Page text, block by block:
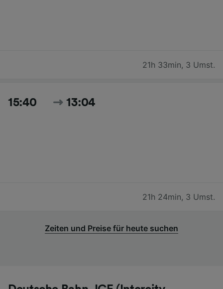
21h 33min, 3 Umst.
15:40 13:04
21h 24min, 3 Umst.
Zeiten und Preise für heute suchen